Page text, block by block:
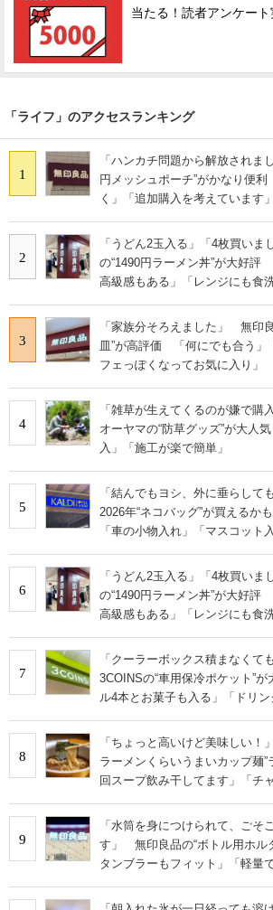
当たる！読者アンケート
「ライフ」のアクセスランキング
1
「ハンカチ問題から解放され
円メッシュポーチ”がかなり便
く」「追加購入を考えています」
2
「うどん2玉入る」「4枚買い
の“1490円ラーメン丼”が大好
高級感もある」「レンジにも食
3
「家族分そろえました」 無印
皿”が高評価 「何にでも合う」
フェっぽくなってお気に入り」
4
「雑草が生えてくるのが嫌で
オーヤマの“防草グッズ”が大人
入」「施工が楽で簡単」
5
「結んでもヨシ、外に垂らして
2026年“ネコバッグ”が買えるか
「車の小物入れ」「マスコット
6
「うどん2玉入る」「4枚買い
の“1490円ラーメン丼”が大好
高級感もある」「レンジにも食
7
「クーラーボックス積まなく
3COINSの“車用保冷ポケット”
ル4本とお菓子も入る」「ドリ
8
「ちょっと高いけど美味しい
ラーメンくらいうまいカップ麺
回スープ飲み干してます」「チ
9
「水筒を身につけられて、ごそ
す」 無印良品の“ボトル用ホル
タンブラーもフィット」「軽量